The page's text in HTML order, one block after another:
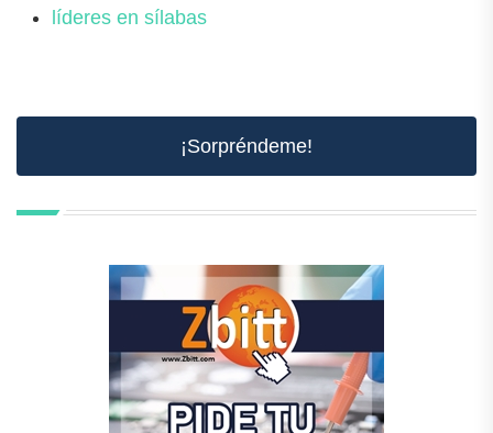
líderes en sílabas
¡Sorpréndeme!